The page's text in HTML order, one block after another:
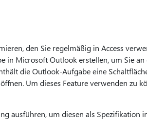
den Sie regelmäßig in Access
in Microsoft Outlook erstellen, um Sie
die Outlook-Aufgabe eine
Um dieses Feature verwenden zu
ausführen, um diesen als Spezifikation